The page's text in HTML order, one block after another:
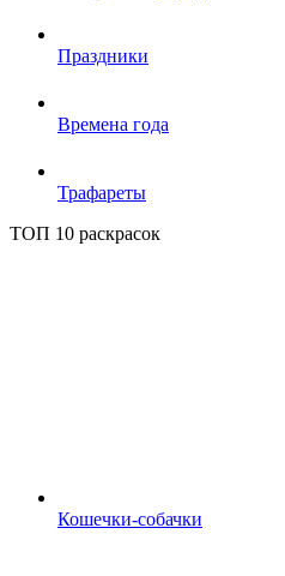
Праздники
Времена года
Трафареты
ТОП 10 раскрасок
Кошечки-собачки